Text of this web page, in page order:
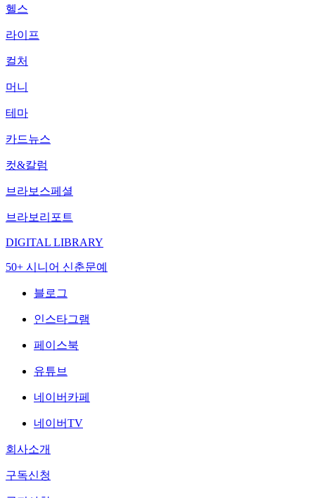
헬스
라이프
컬처
머니
테마
카드뉴스
컷&칼럼
브라보스페셜
브라보리포트
DIGITAL LIBRARY
50+ 시니어 신춘문예
블로그
인스타그램
페이스북
유튜브
네이버카페
네이버TV
회사소개
구독신청